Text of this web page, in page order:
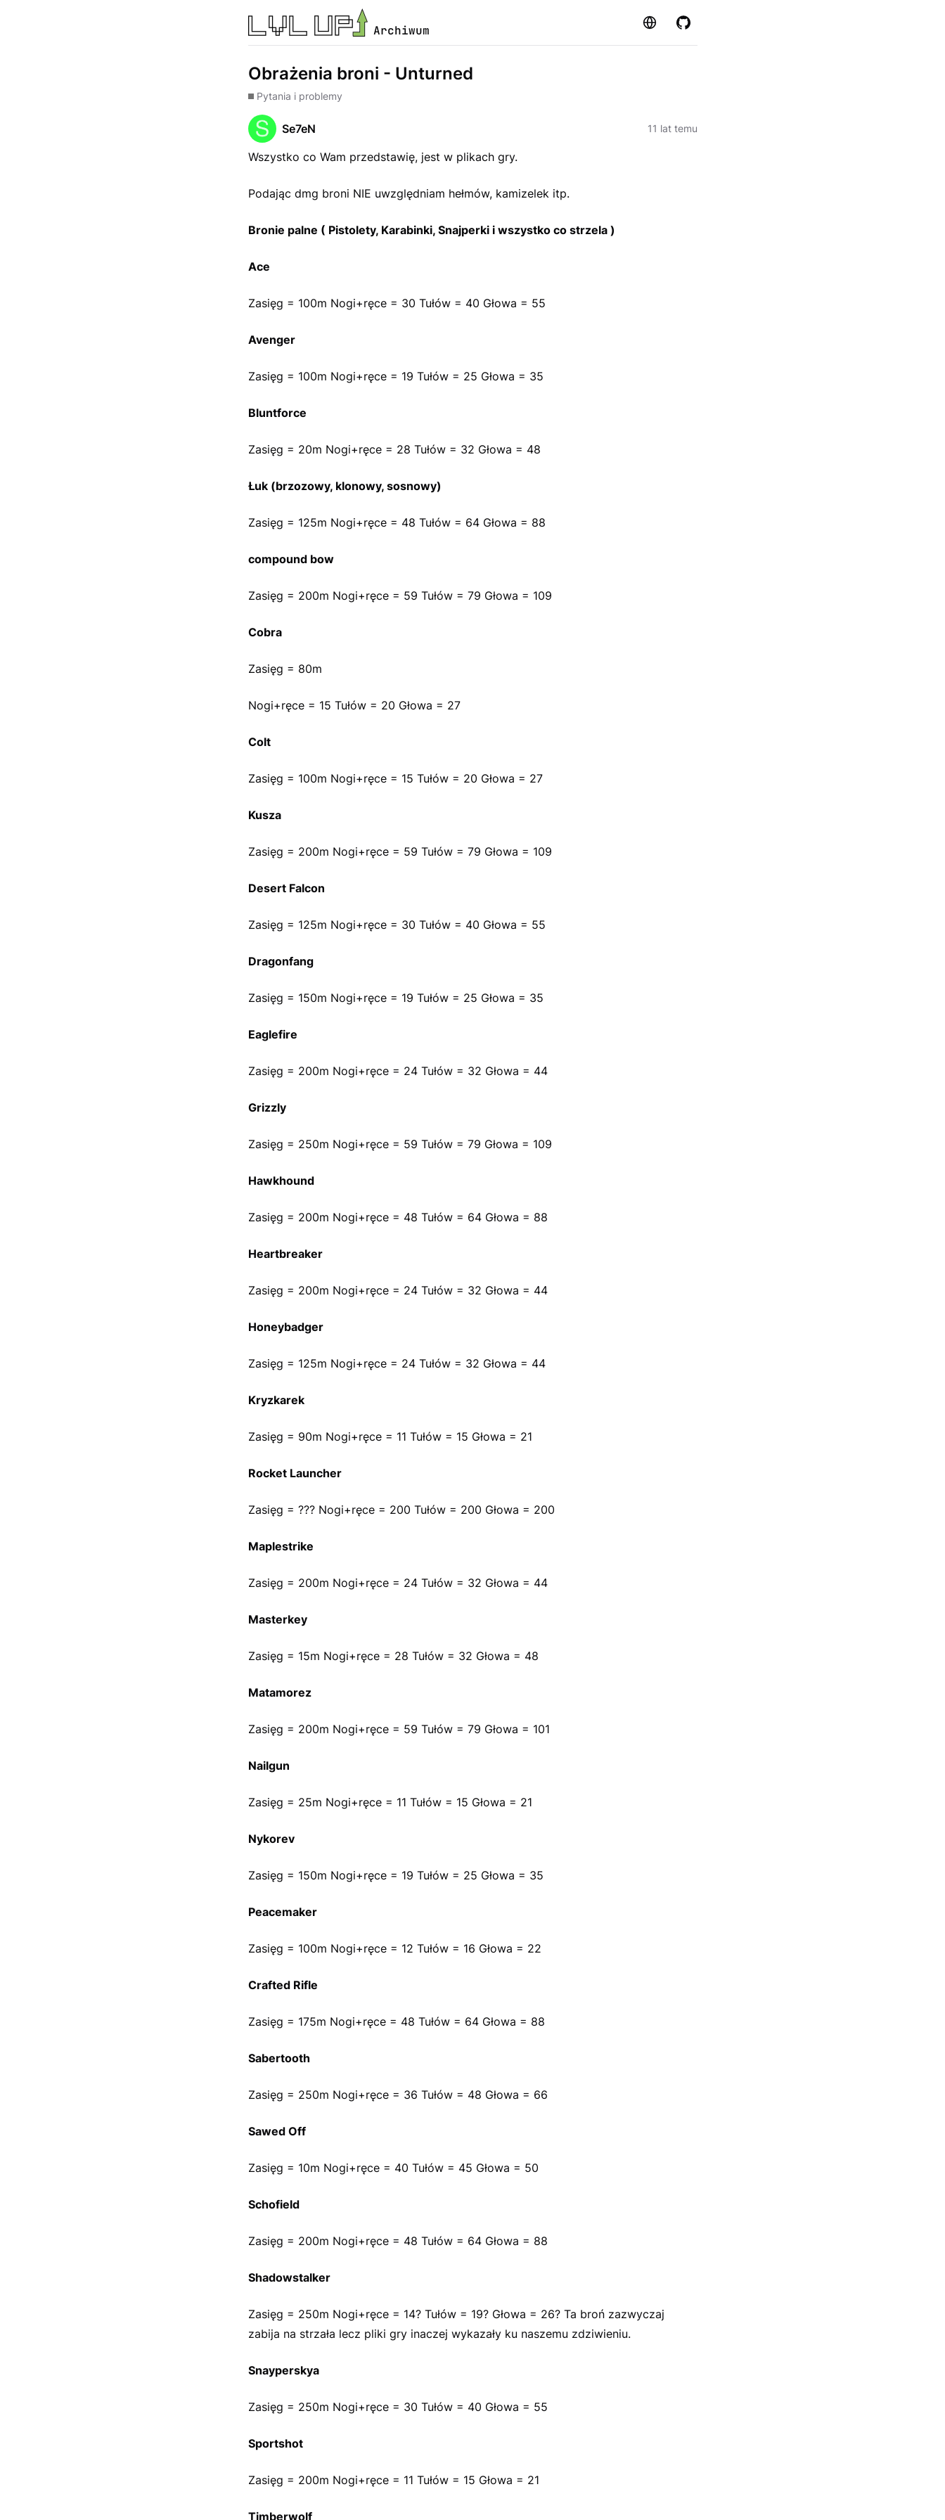
Archiwum Strona GitHub
Obrażenia broni - Unturned
Pytania i problemy
Se7eN 11 lat temu
Wszystko co Wam przedstawię, jest w plikach gry.
Podając dmg broni NIE uwzględniam hełmów, kamizelek itp.
Bronie palne ( Pistolety, Karabinki, Snajperki i wszystko co strzela )
Ace
Zasięg = 100m Nogi+ręce = 30 Tułów = 40 Głowa = 55
Avenger
Zasięg = 100m Nogi+ręce = 19 Tułów = 25 Głowa = 35
Bluntforce
Zasięg = 20m Nogi+ręce = 28 Tułów = 32 Głowa = 48
Łuk (brzozowy, klonowy, sosnowy)
Zasięg = 125m Nogi+ręce = 48 Tułów = 64 Głowa = 88
compound bow
Zasięg = 200m Nogi+ręce = 59 Tułów = 79 Głowa = 109
Cobra
Zasięg = 80m
Nogi+ręce = 15 Tułów = 20 Głowa = 27
Colt
Zasięg = 100m Nogi+ręce = 15 Tułów = 20 Głowa = 27
Kusza
Zasięg = 200m Nogi+ręce = 59 Tułów = 79 Głowa = 109
Desert Falcon
Zasięg = 125m Nogi+ręce = 30 Tułów = 40 Głowa = 55
Dragonfang
Zasięg = 150m Nogi+ręce = 19 Tułów = 25 Głowa = 35
Eaglefire
Zasięg = 200m Nogi+ręce = 24 Tułów = 32 Głowa = 44
Grizzly
Zasięg = 250m Nogi+ręce = 59 Tułów = 79 Głowa = 109
Hawkhound
Zasięg = 200m Nogi+ręce = 48 Tułów = 64 Głowa = 88
Heartbreaker
Zasięg = 200m Nogi+ręce = 24 Tułów = 32 Głowa = 44
Honeybadger
Zasięg = 125m Nogi+ręce = 24 Tułów = 32 Głowa = 44
Kryzkarek
Zasięg = 90m Nogi+ręce = 11 Tułów = 15 Głowa = 21
Rocket Launcher
Zasięg = ??? Nogi+ręce = 200 Tułów = 200 Głowa = 200
Maplestrike
Zasięg = 200m Nogi+ręce = 24 Tułów = 32 Głowa = 44
Masterkey
Zasięg = 15m Nogi+ręce = 28 Tułów = 32 Głowa = 48
Matamorez
Zasięg = 200m Nogi+ręce = 59 Tułów = 79 Głowa = 101
Nailgun
Zasięg = 25m Nogi+ręce = 11 Tułów = 15 Głowa = 21
Nykorev
Zasięg = 150m Nogi+ręce = 19 Tułów = 25 Głowa = 35
Peacemaker
Zasięg = 100m Nogi+ręce = 12 Tułów = 16 Głowa = 22
Crafted Rifle
Zasięg = 175m Nogi+ręce = 48 Tułów = 64 Głowa = 88
Sabertooth
Zasięg = 250m Nogi+ręce = 36 Tułów = 48 Głowa = 66
Sawed Off
Zasięg = 10m Nogi+ręce = 40 Tułów = 45 Głowa = 50
Schofield
Zasięg = 200m Nogi+ręce = 48 Tułów = 64 Głowa = 88
Shadowstalker
Zasięg = 250m Nogi+ręce = 14? Tułów = 19? Głowa = 26? Ta broń zazwyczaj
zabija na strzała lecz pliki gry inaczej wykazały ku naszemu zdziwieniu.
Snayperskya
Zasięg = 250m Nogi+ręce = 30 Tułów = 40 Głowa = 55
Sportshot
Zasięg = 200m Nogi+ręce = 11 Tułów = 15 Głowa = 21
Timberwolf